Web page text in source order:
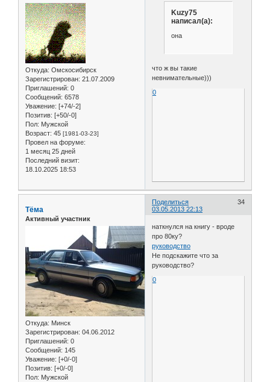
Откуда: Омскосибирск
Зарегистрирован: 21.07.2009
Приглашений: 0
Сообщений: 6578
Уважение: [+74/-2]
Позитив: [+50/-0]
Пол: Мужской
Возраст: 45 [1981-03-23]
Провел на форуме:
1 месяц 25 дней
Последний визит:
18.10.2025 18:53
Kuzy75
написал(а):
она
что ж вы такие
невнимательные)))
0
Поделиться
34
03.05.2013 22:13
Тёма
Активный участник
Откуда: Минск
Зарегистрирован: 04.06.2012
Приглашений: 0
Сообщений: 145
Уважение: [+0/-0]
Позитив: [+0/-0]
Пол: Мужской
наткнулся на книгу - вроде
про 80ку?
руководство
Не подскажите что за
руководство?
0